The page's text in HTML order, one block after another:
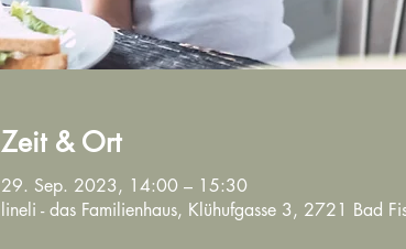
Zeit & Ort
29. Sep. 2023, 14:00 – 15:30
lineli - das Familienhaus, Klühufgasse 3, 2721 Bad